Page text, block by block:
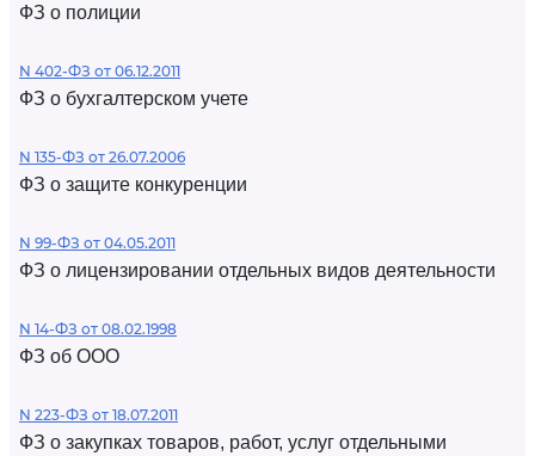
ФЗ о полиции
N 402-ФЗ от 06.12.2011
ФЗ о бухгалтерском учете
N 135-ФЗ от 26.07.2006
ФЗ о защите конкуренции
N 99-ФЗ от 04.05.2011
ФЗ о лицензировании отдельных видов деятельности
N 14-ФЗ от 08.02.1998
ФЗ об ООО
N 223-ФЗ от 18.07.2011
ФЗ о закупках товаров, работ, услуг отдельными